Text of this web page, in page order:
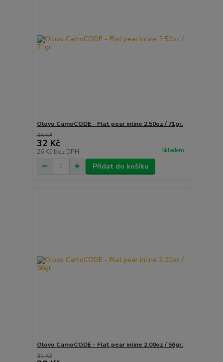
Olovo CamoCODE - Flat pear inline 2.50oz / 71gr.
35 Kč
32 Kč
26 Kč bez DPH Skladem
Přidat do košíku
Olovo CamoCODE - Flat pear inline 2.00oz / 56gr.
31 Kč